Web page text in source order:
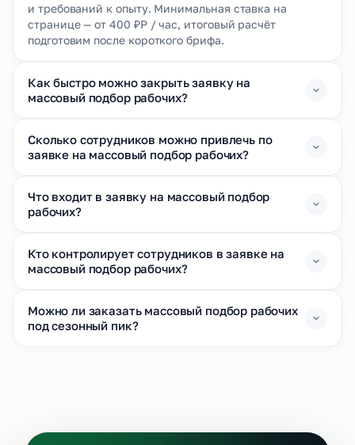
и требований к опыту. Минимальная ставка на
странице — от 400 ₽Р / час, итоговый расчёт
подготовим после короткого брифа.
Как быстро можно закрыть заявку на
массовый подбор рабочих?
Сколько сотрудников можно привлечь по
заявке на массовый подбор рабочих?
Что входит в заявку на массовый подбор
рабочих?
Кто контролирует сотрудников в заявке на
массовый подбор рабочих?
Можно ли заказать массовый подбор рабочих
под сезонный пик?